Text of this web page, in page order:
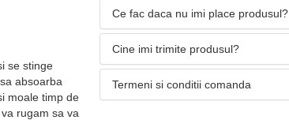
se stinge
absoarba
moale timp de
rugam sa va
Ce fac daca nu imi place produsul?
Cine imi trimite produsul?
Termeni si conditii comanda